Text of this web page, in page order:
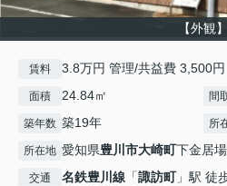
【外観】
賃料 3.8万円 管理/共益費 3,500円
面積 24.84㎡ 間
築年数 築19年 所
所在地 愛知県豊川市大崎町下金居場
交通 名鉄豊川線 「諏訪町」駅 徒